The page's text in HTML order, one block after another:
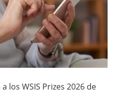
los WSIS Prizes 2026 de